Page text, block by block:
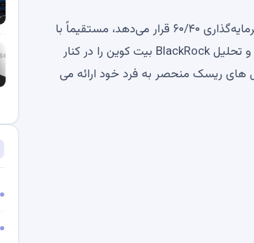
گزارش جدید بلک راک که بیت‌کوین را به‌عنوان تخصیص ۱ تا ۲ درصدی در پرتفوی‌های سرمایه‌گذاری ۶۰/۴۰ قرار می‌دهد، مستقیماً با
تردید شیف مقابله کرد. علیرغم شهرت بیت کوین به عنوان بی ثبات و سوداگرانه، تجزیه و تحلیل BlackRock بیت کوین را در کنار
های ریسک منحصر به فرد خود ارائه می